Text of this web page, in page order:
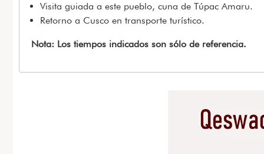
Visita guiada a este pueblo, cuna de Túpac Amaru.
Retorno a Cusco en transporte turístico.
Nota: Los tiempos indicados son sólo de referencia.